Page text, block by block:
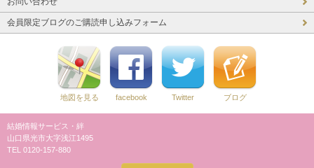
会員限定ブログのご購読申し込みフォーム
地図を見る facebook Twitter ブログ
結婚情報サービス・絆
山口県光市大字浅江1495
TEL 0120-157-880